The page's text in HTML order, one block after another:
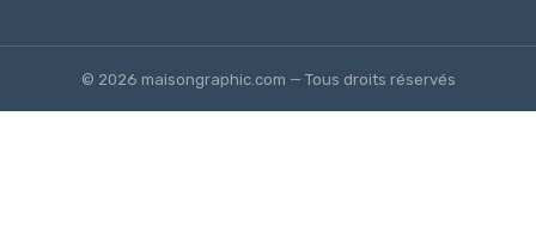
© 2026 maisongraphic.com — Tous droits réservés